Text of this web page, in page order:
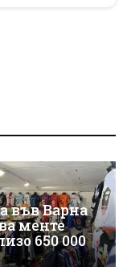
във Варна
менте
650 000